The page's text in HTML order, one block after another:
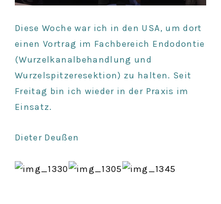
Diese Woche war ich in den USA, um dort
einen Vortrag im Fachbereich Endodontie
(Wurzelkanalbehandlung und
Wurzelspitzeresektion) zu halten. Seit
Freitag bin ich wieder in der Praxis im
Einsatz.
Dieter Deußen